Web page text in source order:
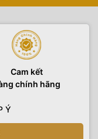
Cam kết
chính hãng
Ý